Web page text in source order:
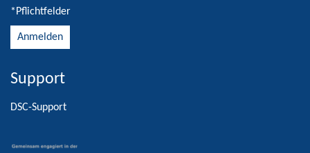
*Pflichtfelder
Alternative:
Support
DSC-Support